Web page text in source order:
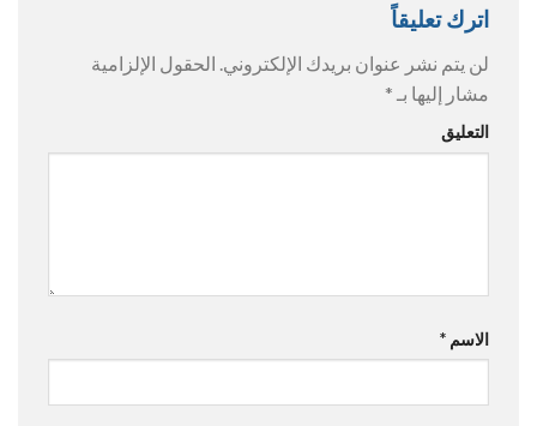
اترك تعليقاً
لن يتم نشر عنوان بريدك الإلكتروني. الحقول الإلزامية
مشار إليها بـ *
التعليق
الاسم *